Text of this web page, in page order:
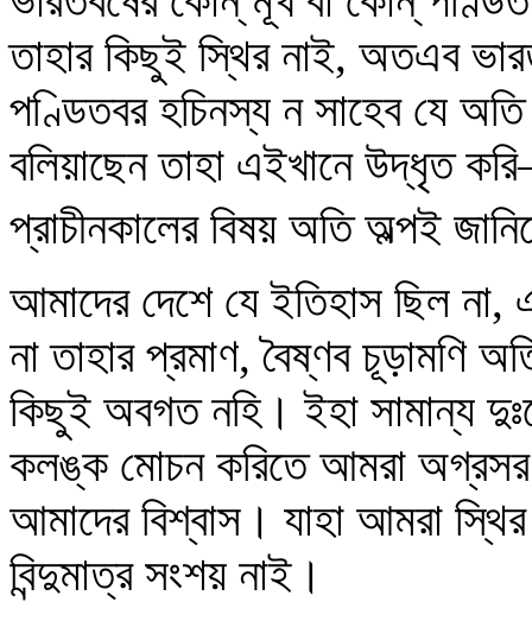
তাহার কিছুই স্থির নাই, অতএব
পণ্ডিতবর হচিনস্য ন সাহেব যে অতি
বলিয়াছেন তাহা এইখানে উদ্ধৃত
প্রাচীনকালের বিষয় অতি অল্পই
আমাদের দেশে যে ইতিহাস ছিল না,
না তাহার প্রমাণ, বৈষ্ণব চূড়ামণি
কিছুই অবগত নহি। ইহা সামান্য
কলঙ্ক মোচন করিতে আমরা অগ্রসর
আমাদের বিশ্বাস। যাহা আমরা
বিন্দুমাত্র সংশয় নাই।